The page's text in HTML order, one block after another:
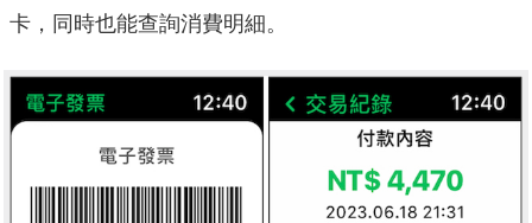
卡，同時也能查詢消費明細。